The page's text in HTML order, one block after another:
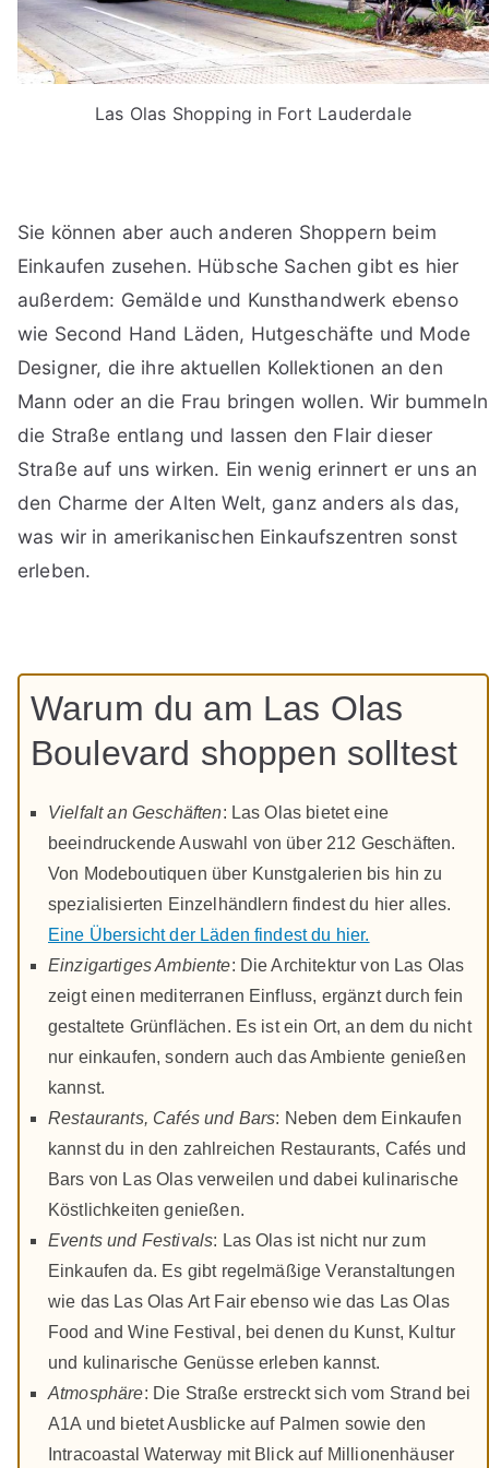
Las Olas Shopping in Fort Lauderdale
Sie können aber auch anderen Shoppern beim
Einkaufen zusehen. Hübsche Sachen gibt es hier
außerdem: Gemälde und Kunsthandwerk ebenso
wie Second Hand Läden, Hutgeschäfte und Mode
Designer, die ihre aktuellen Kollektionen an den
Mann oder an die Frau bringen wollen. Wir bummeln
die Straße entlang und lassen den Flair dieser
Straße auf uns wirken. Ein wenig erinnert er uns an
den Charme der Alten Welt, ganz anders als das,
was wir in amerikanischen Einkaufszentren sonst
erleben.
Warum du am Las Olas
Boulevard shoppen solltest
Vielfalt an Geschäften: Las Olas bietet eine
beeindruckende Auswahl von über 212 Geschäften.
Von Modeboutiquen über Kunstgalerien bis hin zu
spezialisierten Einzelhändlern findest du hier alles.
Eine Übersicht der Läden findest du hier.
Einzigartiges Ambiente: Die Architektur von Las Olas
zeigt einen mediterranen Einfluss, ergänzt durch fein
gestaltete Grünflächen. Es ist ein Ort, an dem du nicht
nur einkaufen, sondern auch das Ambiente genießen
kannst.
Restaurants, Cafés und Bars: Neben dem Einkaufen
kannst du in den zahlreichen Restaurants, Cafés und
Bars von Las Olas verweilen und dabei kulinarische
Köstlichkeiten genießen.
Events und Festivals: Las Olas ist nicht nur zum
Einkaufen da. Es gibt regelmäßige Veranstaltungen
wie das Las Olas Art Fair ebenso wie das Las Olas
Food and Wine Festival, bei denen du Kunst, Kultur
und kulinarische Genüsse erleben kannst.
Atmosphäre: Die Straße erstreckt sich vom Strand bei
A1A und bietet Ausblicke auf Palmen sowie den
Intracoastal Waterway mit Blick auf Millionenhäuser